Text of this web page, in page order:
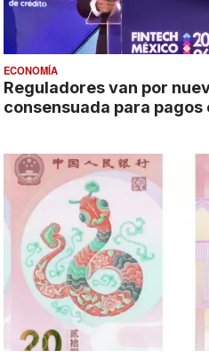
ECONOMÍA
Reguladores van por
consensuada para